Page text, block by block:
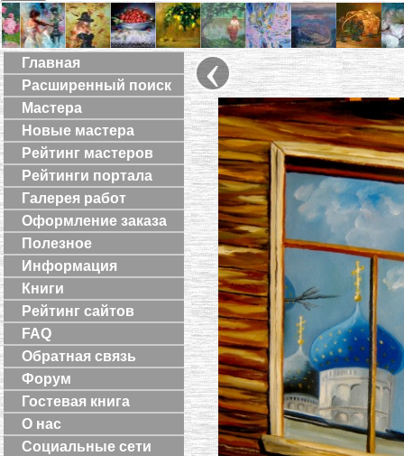
Главная
Расширенный поиск
Мастера
Новые мастера
Рейтинг мастеров
Рейтинги портала
Галерея работ
Оформление заказа
Полезное
Информация
Книги
Рейтинг сайтов
FAQ
Обратная связь
Форум
Гостевая книга
О нас
Социальные сети
‹